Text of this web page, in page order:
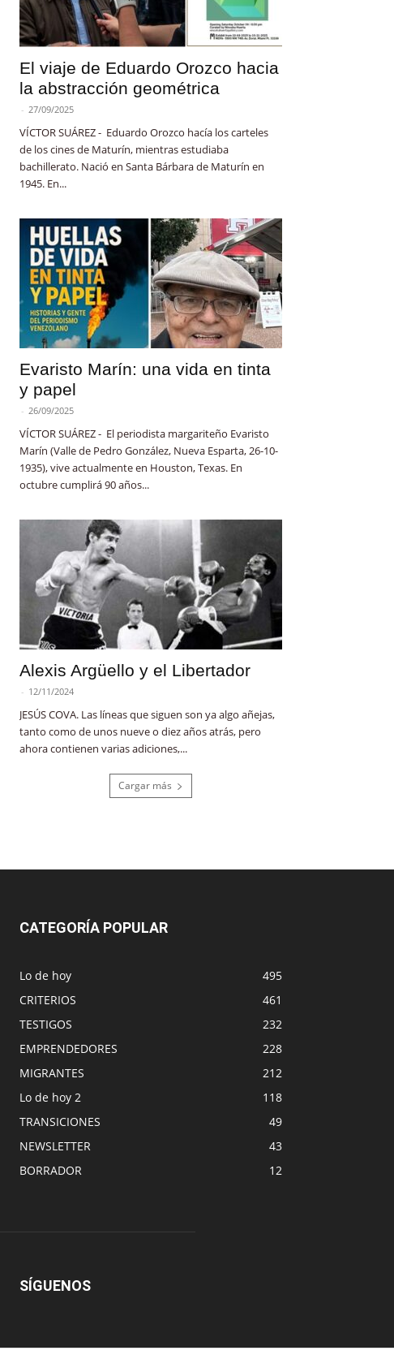
El viaje de Eduardo Orozco hacia
la abstracción geométrica
- 27/09/2025
VÍCTOR SUÁREZ - Eduardo Orozco hacía los carteles
de los cines de Maturín, mientras estudiaba
bachillerato. Nació en Santa Bárbara de Maturín en
1945. En...
Evaristo Marín: una vida en tinta
y papel
- 26/09/2025
VÍCTOR SUÁREZ - El periodista margariteño Evaristo
Marín (Valle de Pedro González, Nueva Esparta, 26-10-
1935), vive actualmente en Houston, Texas. En
octubre cumplirá 90 años...
Alexis Argüello y el Libertador
- 12/11/2024
JESÚS COVA. Las líneas que siguen son ya algo añejas,
tanto como de unos nueve o diez años atrás, pero
ahora contienen varias adiciones,...
Cargar más
CATEGORÍA POPULAR
Lo de hoy
495
CRITERIOS
461
TESTIGOS
232
EMPRENDEDORES
228
MIGRANTES
212
Lo de hoy 2
118
TRANSICIONES
49
NEWSLETTER
43
BORRADOR
12
SÍGUENOS